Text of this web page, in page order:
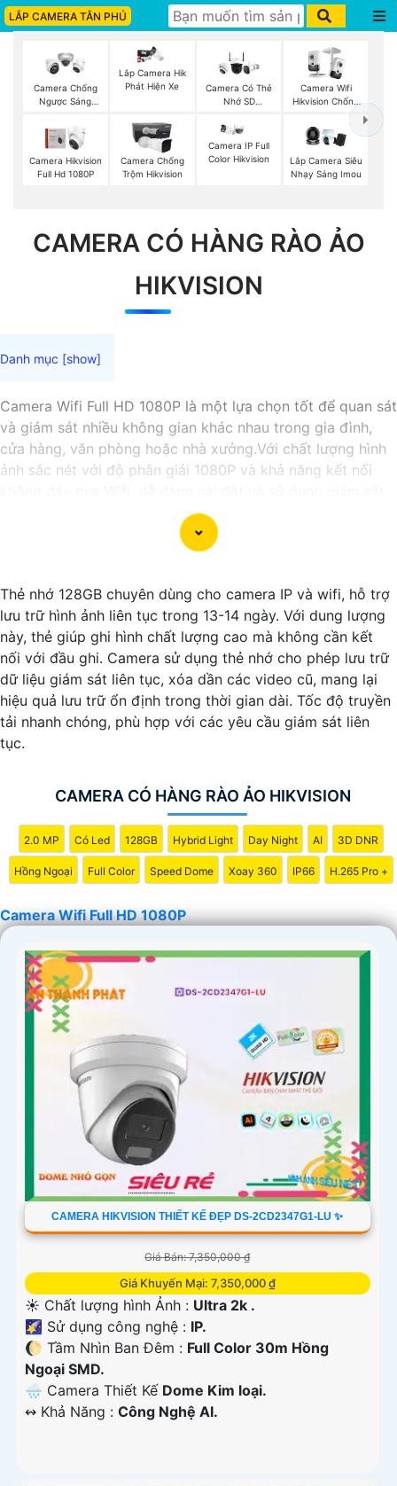
LẮP CAMERA TÂN PHÚ
Camera Chống
Ngược Sáng
Lắp Camera Hik
Phát Hiện Xe
Camera Có Thẻ
Nhớ SD
Camera Wifi
Hikvision Chống
Camera Hikvision
Full Hd 1080P
Camera Chống
Trộm Hikvision
Camera IP Full
Color Hikvision
Lắp Camera Siêu
Nhạy Sáng Imou
CAMERA CÓ HÀNG RÀO ẢO
HIKVISION
Camera Wifi Full HD 1080P là một lựa chọn tốt để quan sát
và giám sát nhiều không gian khác nhau trong gia đình,
cửa hàng, văn phòng hoặc nhà xưởng.Với chất lượng hình
ảnh sắc nét với độ phân giải 1080P và khả năng kết nối
từ xa thông qua ứng dụng trên điện thoại hoặc máy tính.
Thẻ nhớ 128GB chuyên dùng cho camera IP và wifi, hỗ trợ
lưu trữ hình ảnh liên tục trong 13-14 ngày. Với dung lượng
này, thẻ giúp ghi hình chất lượng cao mà không cần kết
nối với đầu ghi. Camera sử dụng thẻ nhớ cho phép lưu trữ
dữ liệu giám sát liên tục, xóa dần các video cũ, mang lại
hiệu quả lưu trữ ổn định trong thời gian dài. Tốc độ truyền
tải nhanh chóng, phù hợp với các yêu cầu giám sát liên
tục.
CAMERA CÓ HÀNG RÀO ẢO HIKVISION
2.0 MP Có Led 128GB Hybrid Light Day Night AI 3D DNR
Hồng Ngoại Full Color Speed Dome Xoay 360 IP66 H.265 Pro +
Camera Wifi Full HD 1080P
CAMERA HIKVISION THIẾT KẾ ĐẸP DS-2CD2347G1-LU ✨
Giá Bán: 7,350,000 ₫
Giá Khuyến Mại: 7,350,000 ₫
☀️ Chất lượng hình Ảnh : Ultra 2k .
🌠 Sử dụng công nghệ : IP.
🌔 Tầm Nhìn Ban Đêm : Full Color 30m Hồng
Ngoại SMD.
🌧️ Camera Thiết Kế Dome Kim loại.
️↭ Khả Năng : Công Nghệ AI.